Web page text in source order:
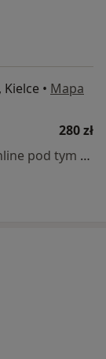
• Mapa
280 zł
Specjalista nie oferuje umawiania online pod tym adresem.